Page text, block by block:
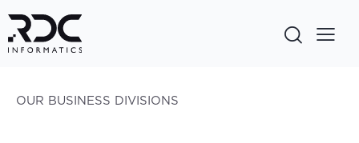
OUR BUSINESS DIVISIONS